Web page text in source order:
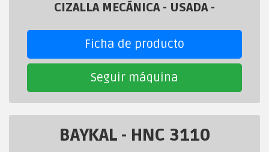
CIZALLA MECÁNICA - USADA -
Ficha de producto
Seguir máquina
BAYKAL - HNC 3110